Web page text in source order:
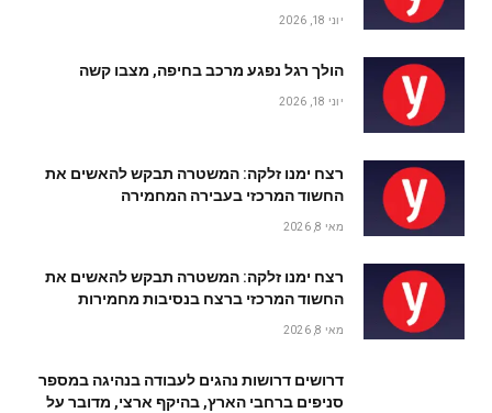
יוני 18, 2026
הולך רגל נפגע מרכב בחיפה, מצבו קשה
יוני 18, 2026
רצח ימנו זלקה: המשטרה תבקש להאשים את
החשוד המרכזי בעבירה המחמירה
מאי 8, 2026
רצח ימנו זלקה: המשטרה תבקש להאשים את
החשוד המרכזי ברצח בנסיבות מחמירות
מאי 8, 2026
דרושים דרושות נהגים לעבודה בנהיגה במספר
סניפים ברחבי הארץ, בהיקף ארצי, מדובר על